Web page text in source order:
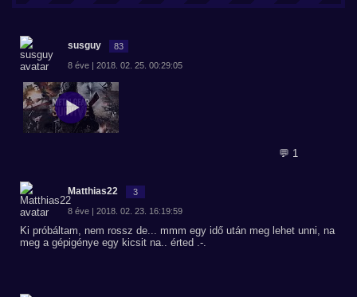
susguy 83
8 éve | 2018. 02. 25. 00:29:05
💬 1
Matthias22 3
8 éve | 2018. 02. 23. 16:19:59
Ki próbáltam, nem rossz de... mmm egy idő után meg lehet unni, na
meg a gépigénye egy kicsit na.. érted .-.